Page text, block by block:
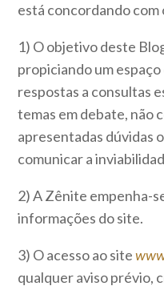
está concordando com
1) O objetivo deste
propiciando um
respostas a consultas
temas em debate, não
apresentadas dúvidas
comunicar a
2) A Zênite empenha-
informações do site.
3) O acesso ao site
qualquer aviso prévio,